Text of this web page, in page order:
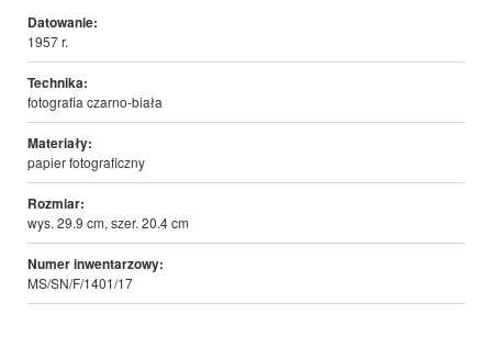
Datowanie:
1957 r.
Technika:
fotografia czarno-biała
Materiały:
papier fotograficzny
Rozmiar:
wys. 29.9 cm, szer. 20.4 cm
Numer inwentarzowy:
MS/SN/F/1401/17